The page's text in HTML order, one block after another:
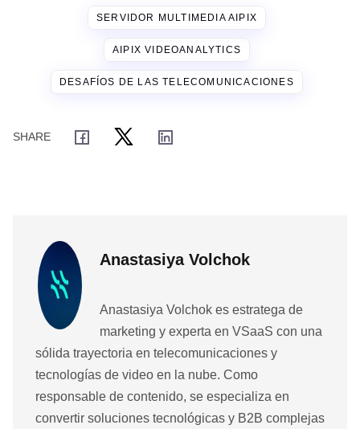
SERVIDOR MULTIMEDIA AIPIX
AIPIX VIDEOANALYTICS
DESAFÍOS DE LAS TELECOMUNICACIONES
Anastasiya Volchok
Anastasiya Volchok es estratega de
marketing y experta en VSaaS con una
sólida trayectoria en telecomunicaciones y
tecnologías de video en la nube. Como
responsable de contenido, se especializa en
convertir soluciones tecnológicas y B2B complejas